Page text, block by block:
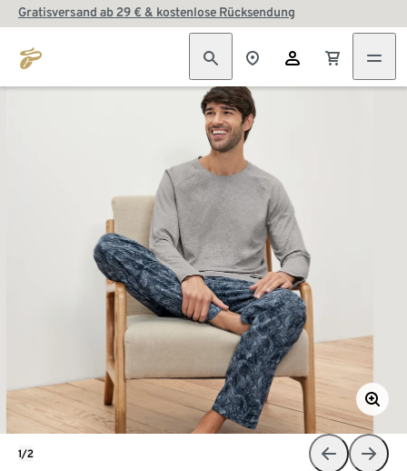
Gratisversand ab 29 € & kostenlose Rücksendung
1/2